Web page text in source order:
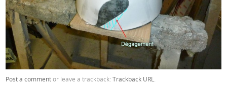
Post a commentor leave a trackback:Trackback URL